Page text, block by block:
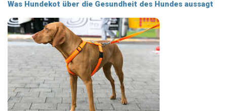
Was Hundekot über die Gesundheit des Hundes aussagt